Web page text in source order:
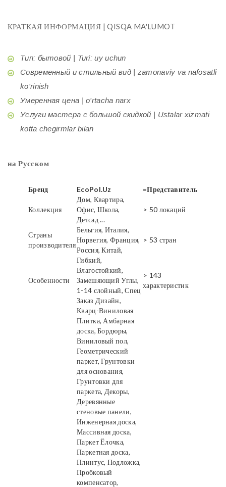
КРАТКАЯ ИНФОРМАЦИЯ | QISQA MA'LUMOT
Тип: бытовой | Turi: uy uchun
Современный и стильный вид | zamonaviy va nafosatli
ko'rinish
Умеренная цена | o'rtacha narx
Услуги мастера с большой скидкой | Ustalar xizmati
kotta chegirmlar bilan
на Русском
Бренд EcoPol.Uz =Представитель
Коллекция
Дом, Квартира,
Офис, Школа,
Детсад ...
> 50 локаций
Страны
производителя
Бельгия, Италия,
Норвегия, Франция,
Россия, Китай,
> 53 стран
Особенности
Гибкий,
Влагостойкий,
Замешяющий Углы,
1-14 слойный, Спец
Заказ Дизайн,
> 143
характеристик
Кварц-Виниловая
Плитка, Амбарная
доска, Бордюры,
Виниловый пол,
Геометрический
паркет, Грунтовки
для основания,
Грунтовки для
паркета, Декоры,
Деревянные
стеновые панели,
Инженерная доска,
Массивная доска,
Паркет Ёлочка,
Паркетная доска,
Плинтус, Подложка,
Пробковый
компенсатор,